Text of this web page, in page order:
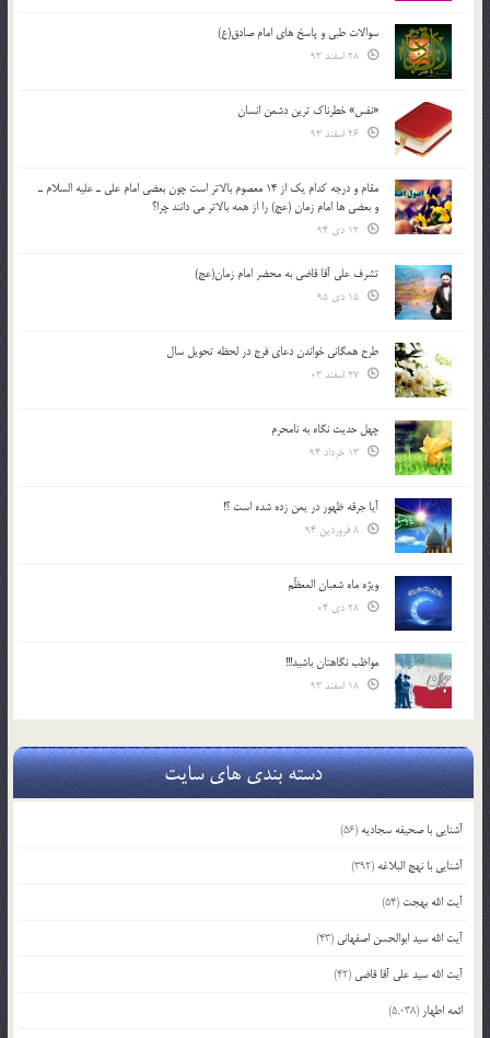
سوالات طبی و پاسخ های امام صادق(ع)
«نفس» خطرناک ترین دشمن انسان
مقام و درجه كدام يك از 14 معصوم بالاتر است چون بعضي امام علي ـ عليه السلام ـ
و بعضي ها امام زمان (عج) را از همه بالاتر مي دانند چرا؟
تشرف علي آقا قاضي به محضر امام زمان(عج)
طرح همگانی خواندن دعای فرج در لحظه تحویل سال
چهل حدیث نگاه به نامحرم
آیا جرقه ظهور در یمن زده شده است ؟!
ویژه ماه شعبان المعظّم
مواظب نگاهتان باشید!!!
دسته بندی های سایت
آشنایی با صحیفه سجادیه (56)
آشنایی با نهج البلاغه (392)
آیت الله بهجت (54)
آیت الله سید ابوالحسن اصفهانی (43)
آیت الله سید علی آقا قاضی (42)
ائمه اطهار (5,038)